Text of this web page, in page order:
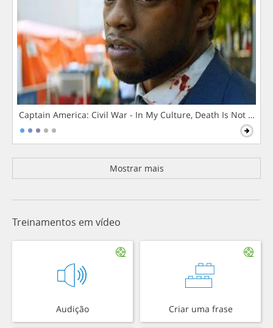
Captain America: Civil War - In My Culture, Death Is Not The
Mostrar mais
Treinamentos em vídeo
Audição Criar uma frase